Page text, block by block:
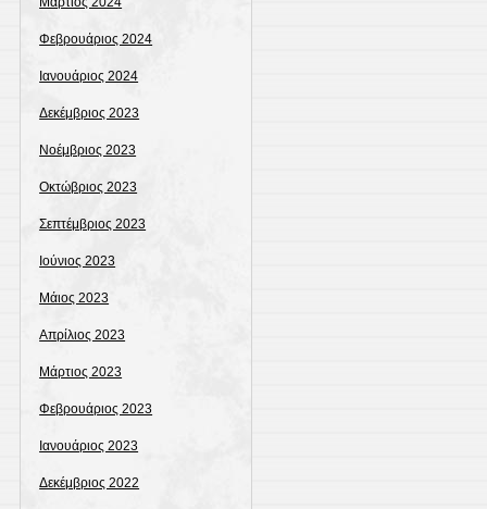
Φεβρουάριος 2024
Ιανουάριος 2024
Δεκέμβριος 2023
Νοέμβριος 2023
Οκτώβριος 2023
Σεπτέμβριος 2023
Ιούνιος 2023
Μάιος 2023
Απρίλιος 2023
Μάρτιος 2023
Φεβρουάριος 2023
Ιανουάριος 2023
Δεκέμβριος 2022